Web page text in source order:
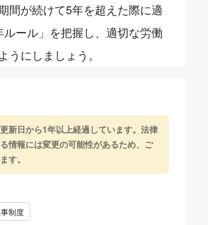
間が続けて5年を超えた際に適
ルール」を把握し、適切な労働
うにしましょう。
新日から1年以上経過しています。法律
情報には変更の可能性があるため、ご
す。
事制度